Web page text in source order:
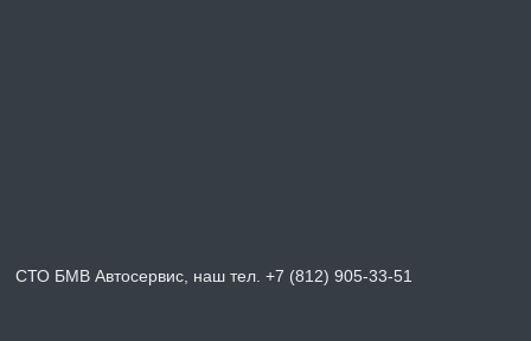
СТО БМВ Автосервис, наш тел. +7 (812) 905-33-51